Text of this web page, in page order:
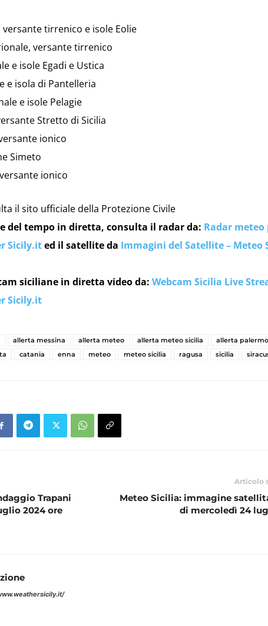
versante tirrenico e isole Eolie
versante tirrenico
e isole Egadi e Ustica
e isola di Pantelleria
e isole Pelagie
Stretto di Sicilia
ionico
Simeto
ionico
il sito ufficiale della Protezione Civile
del tempo in diretta, consulta il radar da: Radar meteo
Sicily.ited il satellite da Immagini del Satellite – Meteo
siciliane in diretta video da: Webcam Sicilia Live
Sicily.it
allerta messina allerta meteo allerta meteo sicilia
allerta palermo
catania enna meteo meteo sicilia ragusa sicilia
Trapani
2024 ore
Articolo
Meteo Sicilia: immagine
di mercoledì 24